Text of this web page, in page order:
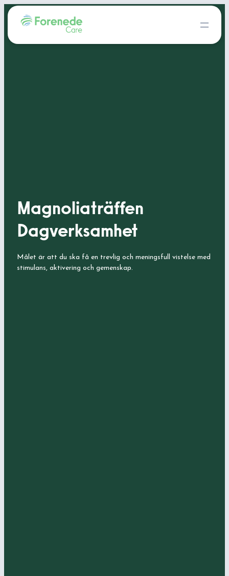
Magnoliaträffen
Dagverksamhet
Målet är att du ska få en trevlig och meningsfull vistelse med
stimulans, aktivering och gemenskap.